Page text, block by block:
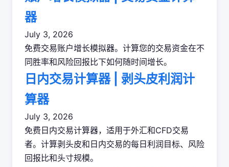
器
July 3, 2026
免费交易账户增长模拟器。计算您的交易资金在不
同胜率和风险回报比下如何随时间增长。
日内交易计算器 | 剥头皮利润计
算器
July 3, 2026
免费日内交易计算器，适用于外汇和CFD交易
者。计算剥头皮和日内交易的每日利润目标、风险
回报比和头寸规模。